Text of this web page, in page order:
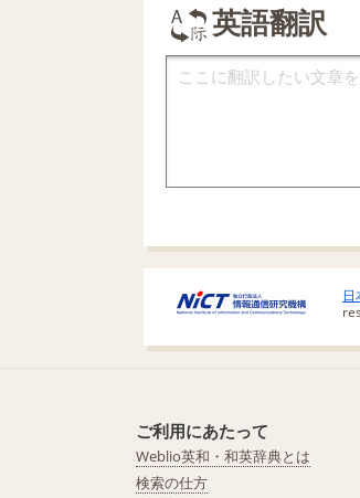
英語翻訳
日
ご利用にあたって
Weblio英和・和英辞典とは
検索の仕方